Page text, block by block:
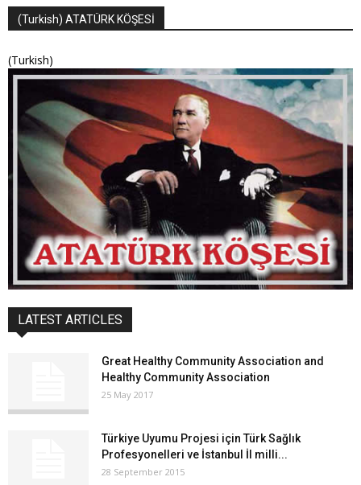
(Turkish) ATATÜRK KÖŞESİ
(Turkish)
LATEST ARTICLES
Great Healthy Community Association and
Healthy Community Association
25 May 2017
Türkiye Uyumu Projesi için Türk Sağlık
Profesyonelleri ve İstanbul İl milli...
28 September 2015